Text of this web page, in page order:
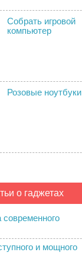
Собрать игровой
компьютер
Розовые ноутбуки
о гаджетах
и мощного